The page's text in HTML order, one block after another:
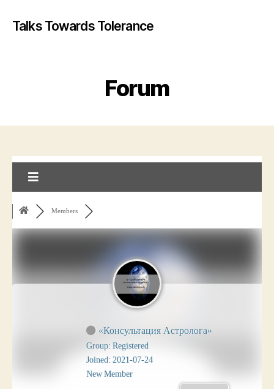
Talks Towards Tolerance
Forum
Members
«Консультация Астролога»
Group: Registered
Joined: 2021-07-24
New Member